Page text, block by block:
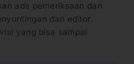
ada pemeriksaan dan
dari editor.
yang bisa sampai